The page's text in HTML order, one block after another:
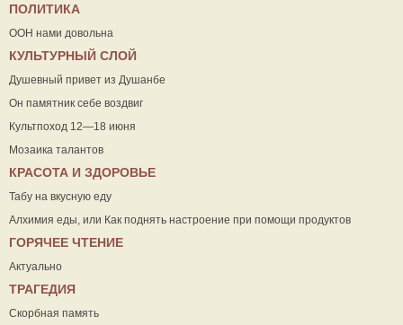
ПОЛИТИКА
ООН нами довольна
КУЛЬТУРНЫЙ СЛОЙ
Душевный привет из Душанбе
Он памятник себе воздвиг
Культпоход 12—18 июня
Мозаика талантов
КРАСОТА И ЗДОРОВЬЕ
Табу на вкусную еду
Алхимия еды, или Как поднять настроение при помощи продуктов
ГОРЯЧЕЕ ЧТЕНИЕ
Актуально
ТРАГЕДИЯ
Скорбная память